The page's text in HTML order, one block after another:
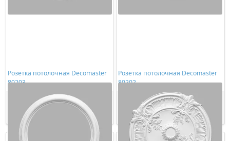
Розетка потолочная Decomaster
80203
2224,00 ₽/шт
Розетка потолочная Decomaster
80202
2132,00 ₽/шт
Купить